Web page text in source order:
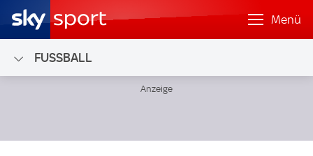
Menü
FUSSBALL